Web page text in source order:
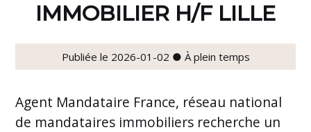
IMMOBILIER H/F LILLE
Publiée le 2026-01-02 ● À plein temps
Agent Mandataire France, réseau national
de mandataires immobiliers recherche un